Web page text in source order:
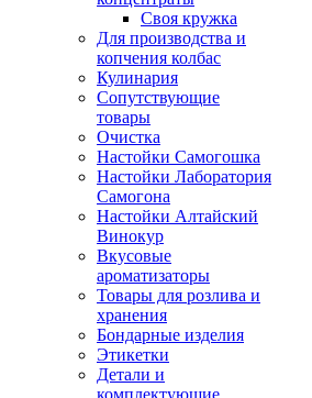
Своя кружка
Для производства и
копчения колбас
Кулинария
Сопутствующие
товары
Очистка
Настойки Самогошка
Настойки Лаборатория
Самогона
Настойки Алтайский
Винокур
Вкусовые
ароматизаторы
Товары для розлива и
хранения
Бондарные изделия
Этикетки
Детали и
комплектующие